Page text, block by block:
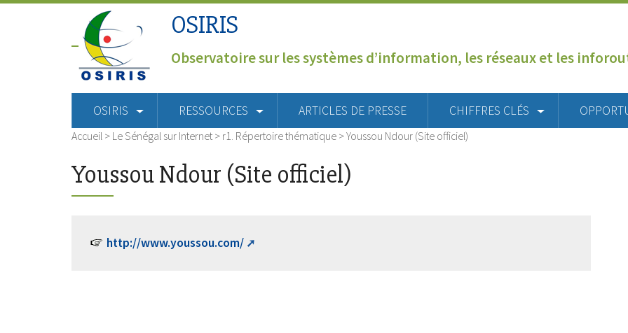
OSIRIS
Observatoire sur les systèmes d’information, les réseaux et les
OSIRIS RESSOURCES ARTICLES DE PRESSE CHIFFRES CLÉS
Accueil > Le Sénégal sur Internet > r1. Répertoire thématique >Youssou Ndour (Site officiel)
Youssou Ndour (Site officiel)
http://www.youssou.com/